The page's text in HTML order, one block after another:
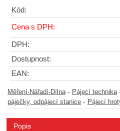
Kód:
Cena s DPH:
DPH:
Dostupnost:
EAN:
Měření-Nářadí-Dílna- Pájecí technika
páječky, odpájecí stanice - Pájecí
Popis